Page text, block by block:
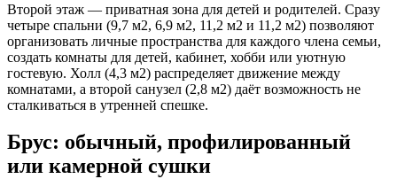
Второй этаж — приватная зона для детей и родителей. Сразу
четыре спальни (9,7 м2, 6,9 м2, 11,2 м2 и 11,2 м2) позволяют
организовать личные пространства для каждого члена семьи,
создать комнаты для детей, кабинет, хобби или уютную
гостевую. Холл (4,3 м2) распределяет движение между
комнатами, а второй санузел (2,8 м2) даёт возможность не
сталкиваться в утренней спешке.
Брус: обычный, профилированный
или камерной сушки